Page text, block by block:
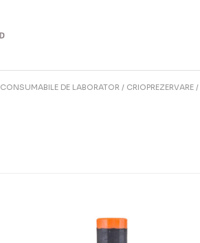
CONSUMABILE DE LABORATOR CRIOPREZERVARE